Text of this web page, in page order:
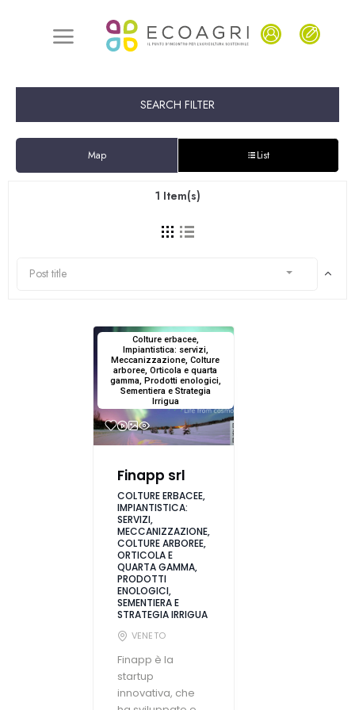
SEARCH FILTER
Map List
1 Item(s)
Post title
Colture erbacee,
Impiantistica: servizi,
Meccanizzazione, Colture
arboree, Orticola e quarta
gamma, Prodotti enologici,
Sementiera e Strategia
Irrigua
Finapp srl
COLTURE ERBACEE,
IMPIANTISTICA:
SERVIZI,
MECCANIZZAZIONE,
COLTURE ARBOREE,
ORTICOLA E
QUARTA GAMMA,
PRODOTTI
ENOLOGICI,
SEMENTIERA E
STRATEGIA IRRIGUA
VENETO
Finapp è la
startup
innovativa, che